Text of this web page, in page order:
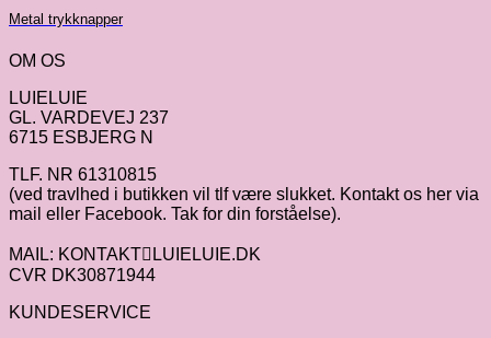
Metal trykknapper
OM OS
LUIELUIE
GL. VARDEVEJ 237
6715 ESBJERG N
TLF. NR 61310815
(ved travlhed i butikken vil tlf være slukket. Kontakt os her via
mail eller Facebook. Tak for din forståelse).
MAIL: KONTAKTLUIELUIE.DK
CVR DK30871944
KUNDESERVICE